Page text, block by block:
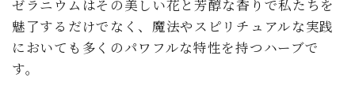
ゼラニウムはその美しい花と芳醇な香りで私たちを
魅了するだけでなく、魔法やスピリチュアルな実践
においても多くのパワフルな特性を持つハーブで
す。